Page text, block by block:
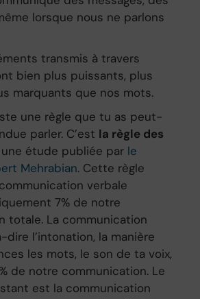
lorsque nous ne parlons
transmis à travers
bien plus puissants, plus
marquants que nos mots.
une règle que tu as peut-
parler. C’est la règle des
étude publiée par le
Mehrabian. Cette règle
verbale
7% de notre
totale. La communication
dire l’intonation, la manière
les mots, le son de ta voix,
de notre communication. Le
est la communication